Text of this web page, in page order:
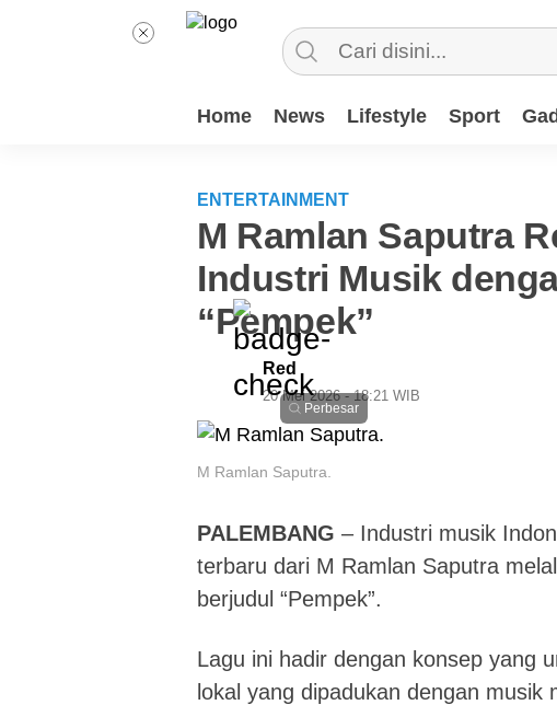
Home News Lifestyle Sport
ENTERTAINMENT
M Ramlan Saputra
Industri Musik
“Pempek”
Red
20 Mei 2026 - 18:21 WIB
Perbesar
M Ramlan Saputra.
PALEMBANG – Industri musik
terbaru dari M Ramlan Saputra
berjudul “Pempek”.
Lagu ini hadir dengan konsep yang
lokal yang dipadukan dengan